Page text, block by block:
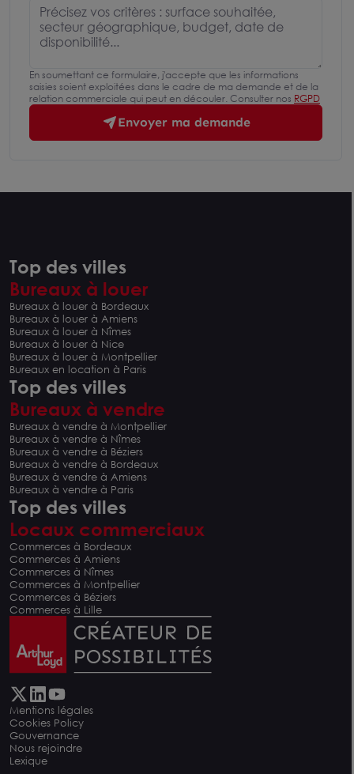
En soumettant ce formulaire, j'accepte que les informations
saisies soient exploitées dans le cadre de ma demande et de la
relation commerciale qui peut en découler. Consulter nos RGPD
Envoyer ma demande
Top des villes
Bureaux à louer
Bureaux à louer à Bordeaux
Bureaux à louer à Amiens
Bureaux à louer à Nîmes
Bureaux à louer à Nice
Bureaux à louer à Montpellier
Bureaux en location à Paris
Top des villes
Bureaux à vendre
Bureaux à vendre à Montpellier
Bureaux à vendre à Nîmes
Bureaux à vendre à Béziers
Bureaux à vendre à Bordeaux
Bureaux à vendre à Amiens
Bureaux à vendre à Paris
Top des villes
Locaux commerciaux
Commerces à Bordeaux
Commerces à Amiens
Commerces à Nîmes
Commerces à Montpellier
Commerces à Béziers
Commerces à Lille
Mentions légales
Cookies Policy
Gouvernance
Nous rejoindre
Lexique